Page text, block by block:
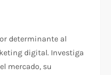
determinante al
digital. Investiga
mercado, su